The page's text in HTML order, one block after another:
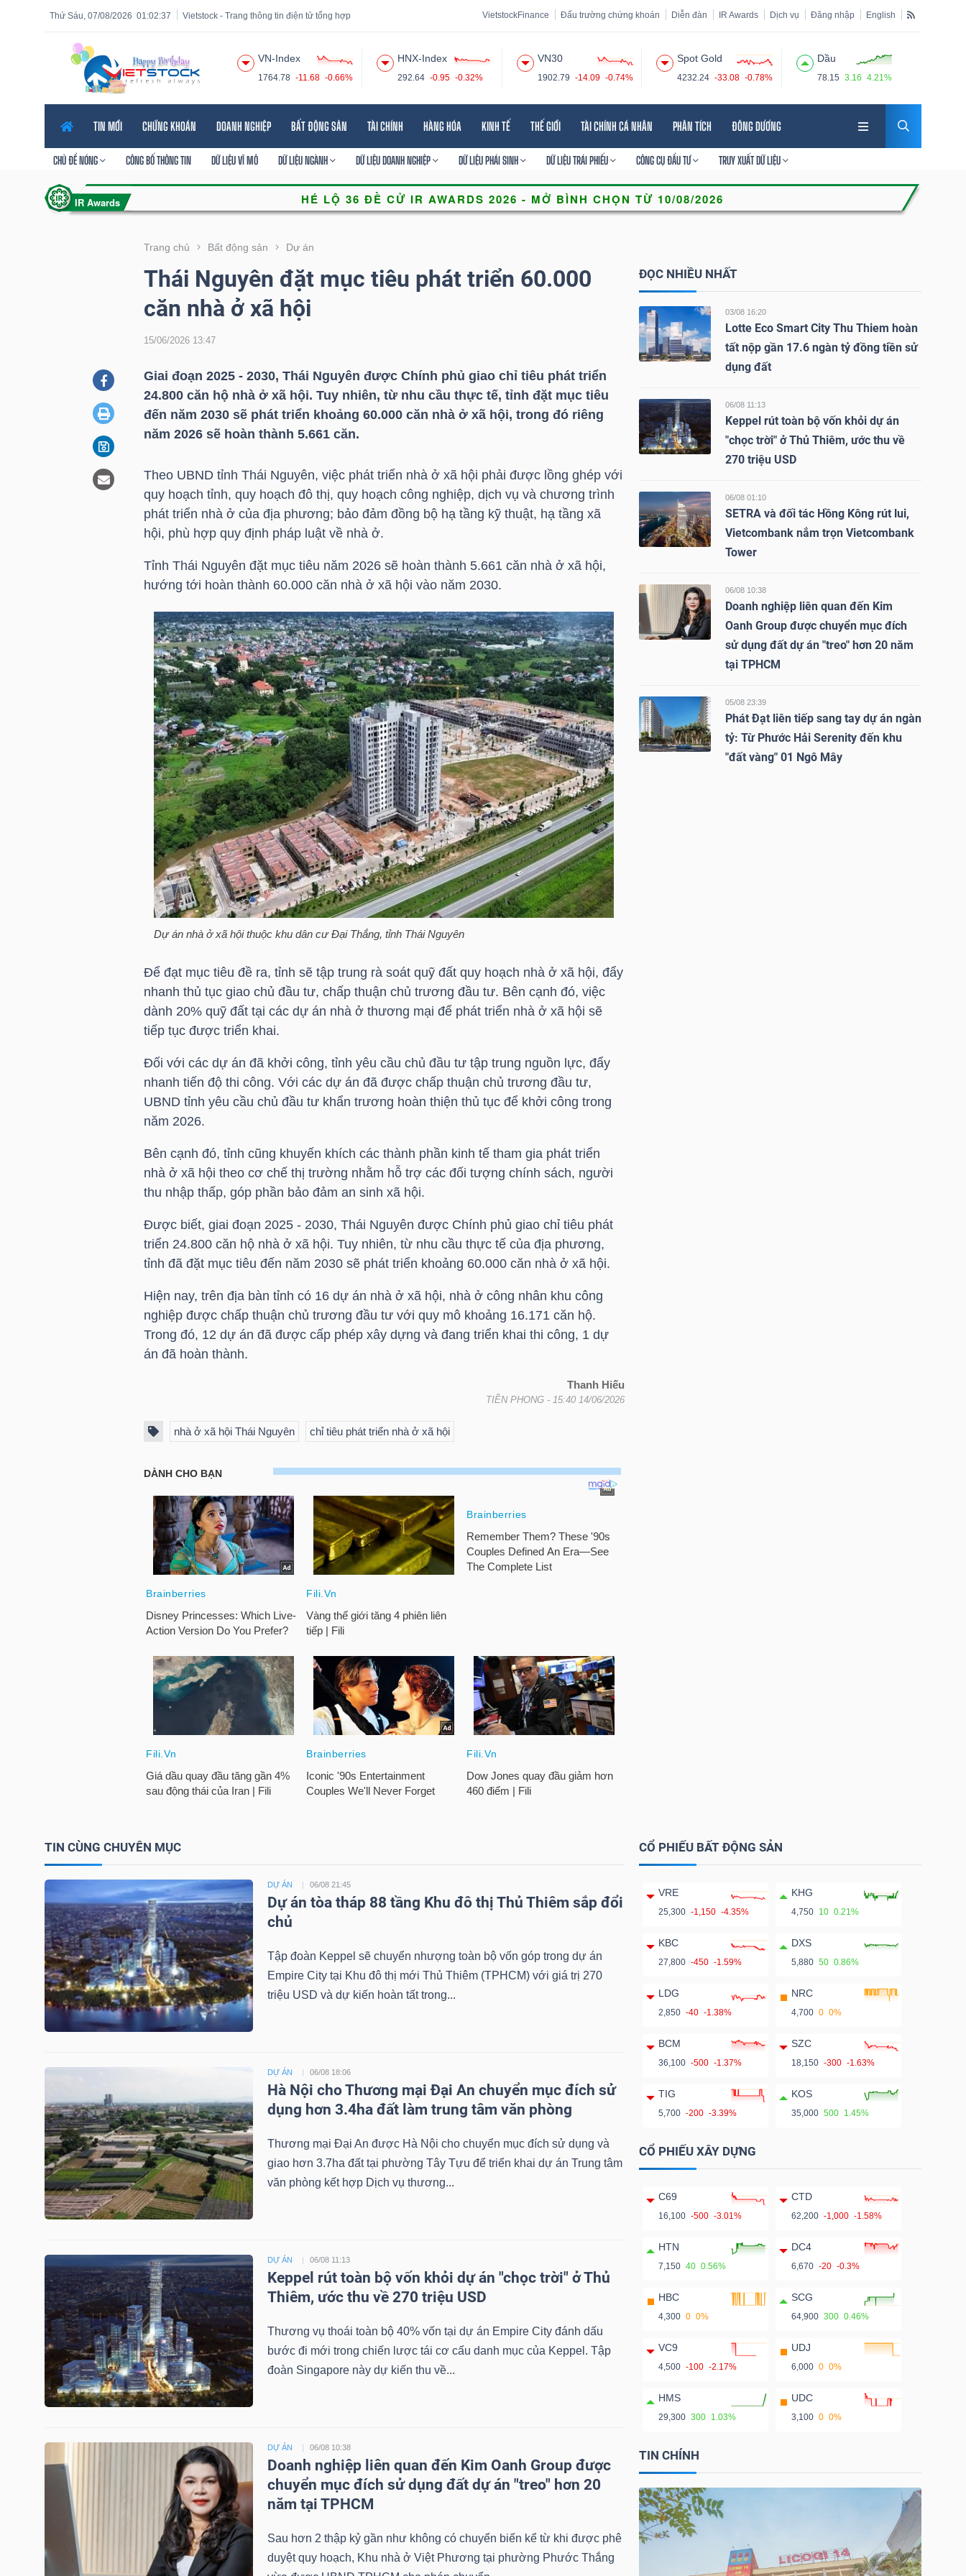
01:02:38
Thứ Sáu, 07/08/2026 Vietstock - Trang thông tin điện tử tổng hợp VietstockFinance Đấu trường chứng khoán Diễn đàn IR Awards Dịch vụ Đăng nhập English
VN-Index
1764.78 -11.68 -0.66%
HNX-Index
292.64 -0.95 -0.32%
VN30
1902.79 -14.09 -0.74%
Spot Gold
4232.24 -33.08 -0.78%
Dầu
78.15 3.16 4.21%
TIN MỚI CHỨNG KHOÁN DOANH NGHIỆP BẤT ĐỘNG SẢN TÀI CHÍNH HÀNG HÓA KINH TẾ THẾ GIỚI TÀI CHÍNH CÁ NHÂN PHÂN TÍCH ĐÔNG DƯƠNG
CHỦ ĐỀ NÓNG CÔNG BỐ THÔNG TIN DỮ LIỆU VĨ MÔ DỮ LIỆU NGÀNH DỮ LIỆU DOANH NGHIỆP DỮ LIỆU PHÁI SINH DỮ LIỆU TRÁI PHIẾU CÔNG CỤ ĐẦU TƯ TRUY XUẤT DỮ LIỆU
Trang chủ Bất động sản Dự án
Thái Nguyên đặt mục tiêu phát triển 60.000
căn nhà ở xã hội
15/06/2026 13:47
Giai đoạn 2025 - 2030, Thái Nguyên được Chính phủ giao chỉ tiêu phát triển
24.800 căn hộ nhà ở xã hội. Tuy nhiên, từ nhu cầu thực tế, tỉnh đặt mục tiêu
đến năm 2030 sẽ phát triển khoảng 60.000 căn nhà ở xã hội, trong đó riêng
năm 2026 sẽ hoàn thành 5.661 căn.
Theo UBND tỉnh Thái Nguyên, việc phát triển nhà ở xã hội phải được lồng ghép với
quy hoạch tỉnh, quy hoạch đô thị, quy hoạch công nghiệp, dịch vụ và chương trình
phát triển nhà ở của địa phương; bảo đảm đồng bộ hạ tầng kỹ thuật, hạ tầng xã
hội, phù hợp quy định pháp luật về nhà ở.
Tỉnh Thái Nguyên đặt mục tiêu năm 2026 sẽ hoàn thành 5.661 căn nhà ở xã hội,
hướng tới hoàn thành 60.000 căn nhà ở xã hội vào năm 2030.
Dự án nhà ở xã hội thuộc khu dân cư Đại Thắng, tỉnh Thái Nguyên
Để đạt mục tiêu đề ra, tỉnh sẽ tập trung rà soát quỹ đất quy hoạch nhà ở xã hội, đẩy
nhanh thủ tục giao chủ đầu tư, chấp thuận chủ trương đầu tư. Bên cạnh đó, việc
dành 20% quỹ đất tại các dự án nhà ở thương mại để phát triển nhà ở xã hội sẽ
tiếp tục được triển khai.
Đối với các dự án đã khởi công, tỉnh yêu cầu chủ đầu tư tập trung nguồn lực, đẩy
nhanh tiến độ thi công. Với các dự án đã được chấp thuận chủ trương đầu tư,
UBND tỉnh yêu cầu chủ đầu tư khẩn trương hoàn thiện thủ tục để khởi công trong
năm 2026.
Bên cạnh đó, tỉnh cũng khuyến khích các thành phần kinh tế tham gia phát triển
nhà ở xã hội theo cơ chế thị trường nhằm hỗ trợ các đối tượng chính sách, người
thu nhập thấp, góp phần bảo đảm an sinh xã hội.
Được biết, giai đoạn 2025 - 2030, Thái Nguyên được Chính phủ giao chỉ tiêu phát
triển 24.800 căn hộ nhà ở xã hội. Tuy nhiên, từ nhu cầu thực tế của địa phương,
tỉnh đã đặt mục tiêu đến năm 2030 sẽ phát triển khoảng 60.000 căn nhà ở xã hội.
Hiện nay, trên địa bàn tỉnh có 16 dự án nhà ở xã hội, nhà ở công nhân khu công
nghiệp được chấp thuận chủ trương đầu tư với quy mô khoảng 16.171 căn hộ.
Trong đó, 12 dự án đã được cấp phép xây dựng và đang triển khai thi công, 1 dự
án đã hoàn thành.
Thanh Hiếu
TIỀN PHONG - 15:40 14/06/2026
nhà ở xã hội Thái Nguyên chỉ tiêu phát triển nhà ở xã hội
ĐỌC NHIỀU NHẤT
03/08 16:20
Lotte Eco Smart City Thu Thiem hoàn
tất nộp gần 17.6 ngàn tỷ đồng tiền sử
dụng đất
06/08 11:13
Keppel rút toàn bộ vốn khỏi dự án
"chọc trời" ở Thủ Thiêm, ước thu về
270 triệu USD
06/08 01:10
SETRA và đối tác Hồng Kông rút lui,
Vietcombank nắm trọn Vietcombank
Tower
06/08 10:38
Doanh nghiệp liên quan đến Kim
Oanh Group được chuyển mục đích
sử dụng đất dự án "treo" hơn 20 năm
tại TPHCM
05/08 23:39
Phát Đạt liên tiếp sang tay dự án ngàn
tỷ: Từ Phước Hải Serenity đến khu
"đất vàng" 01 Ngô Mây
TIN CÙNG CHUYÊN MỤC
DỰ ÁN 06/08 21:45
Dự án tòa tháp 88 tầng Khu đô thị Thủ Thiêm sắp đổi
chủ
Tập đoàn Keppel sẽ chuyển nhượng toàn bộ vốn góp trong dự án
Empire City tại Khu đô thị mới Thủ Thiêm (TPHCM) với giá trị 270
triệu USD và dự kiến hoàn tất trong...
DỰ ÁN 06/08 18:06
Hà Nội cho Thương mại Đại An chuyển mục đích sử
dụng hơn 3.4ha đất làm trung tâm văn phòng
Thương mại Đại An được Hà Nội cho chuyển mục đích sử dụng và
giao hơn 3.7ha đất tại phường Tây Tựu để triển khai dự án Trung tâm
văn phòng kết hợp Dịch vụ thương...
DỰ ÁN 06/08 11:13
Keppel rút toàn bộ vốn khỏi dự án "chọc trời" ở Thủ
Thiêm, ước thu về 270 triệu USD
Thương vụ thoái toàn bộ 40% vốn tại dự án Empire City đánh dấu
bước đi mới trong chiến lược tái cơ cấu danh mục của Keppel. Tập
đoàn Singapore này dự kiến thu về...
DỰ ÁN 06/08 10:38
Doanh nghiệp liên quan đến Kim Oanh Group được
chuyển mục đích sử dụng đất dự án "treo" hơn 20
năm tại TPHCM
Sau hơn 2 thập kỷ gần như không có chuyển biến kể từ khi được phê
duyệt quy hoạch, Khu nhà ở Việt Phương tại phường Phước Thắng
CỔ PHIẾU BẤT ĐỘNG SẢN
VRE
25,300 -1,150 -4.35%
KHG
4,750 10 0.21%
KBC
27,800 -450 -1.59%
DXS
5,880 50 0.86%
LDG
2,850 -40 -1.38%
NRC
4,700 0 0%
BCM
36,100 -500 -1.37%
SZC
18,150 -300 -1.63%
TIG
5,700 -200 -3.39%
KOS
35,000 500 1.45%
CỔ PHIẾU XÂY DỰNG
C69
16,100 -500 -3.01%
CTD
62,200 -1,000 -1.58%
HTN
7,150 40 0.56%
DC4
6,670 -20 -0.3%
HBC
4,300 0 0%
SCG
64,900 300 0.46%
VC9
4,500 -100 -2.17%
UDJ
6,000 0 0%
HMS
29,300 300 1.03%
UDC
3,100 0 0%
TIN CHÍNH
Tính năng
năng
VIETSTOCK
TRUY
XUẤT
LIỆU
Ngành
NĂNG
LƯỢNG
NGUYÊN
VẬT
LIỆU
CÔNG
THIẾT